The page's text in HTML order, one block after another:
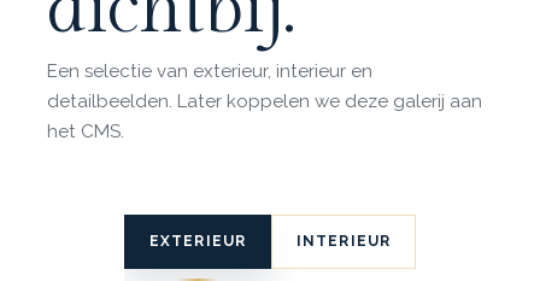
Een selectie van exterieur, interieur en
detailbeelden. Later koppelen we deze galerij aan
het CMS.
EXTERIEUR INTERIEUR